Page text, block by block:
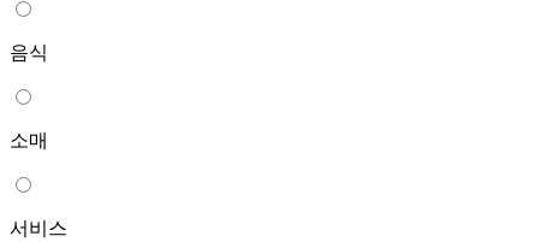
음식
소매
서비스